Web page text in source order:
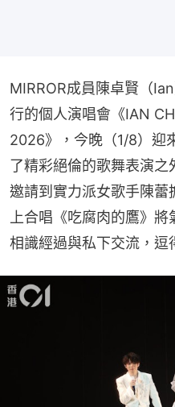
MIRROR成員陳卓賢（
行的個人演唱會《IAN
2026》，今晚（1/8）迎
了精彩絕倫的歌舞表演
邀請到實力派女歌手陳蕾
上合唱《吃腐肉的鷹》
相識經過與私下交流，逗